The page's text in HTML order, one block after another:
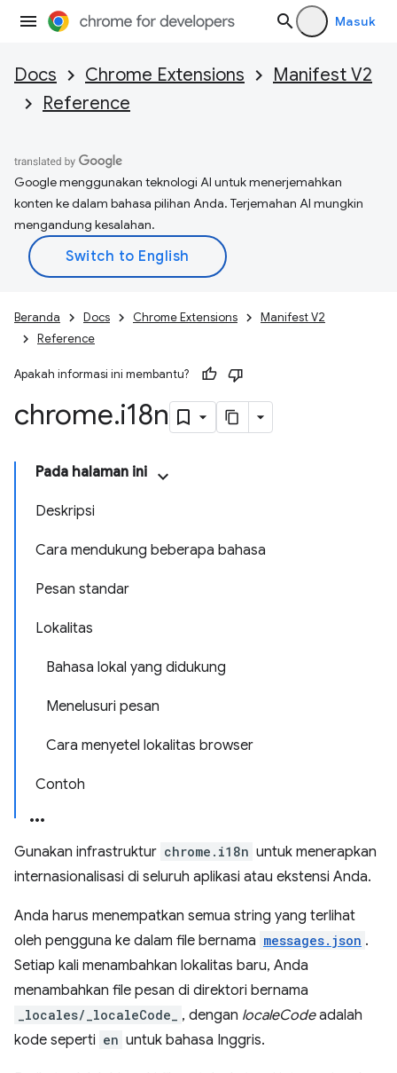
Masuk
Docs Chrome Extensions
Manifest V2
Reference
Google menggunakan teknologi AI untuk menerjemahkan
konten ke dalam bahasa pilihan Anda. Terjemahan AI mungkin
mengandung kesalahan.
Beranda Docs Chrome Extensions
Manifest V2
Reference
Apakah informasi ini membantu?
chrome.i18n
Pada halaman ini
Deskripsi
Cara mendukung beberapa bahasa
Pesan standar
Lokalitas
Bahasa lokal yang didukung
Menelusuri pesan
Cara menyetel lokalitas browser
Contoh
Gunakan infrastruktur chrome.i18n untuk menerapkan
internasionalisasi di seluruh aplikasi atau ekstensi Anda.
Anda harus menempatkan semua string yang terlihat
oleh pengguna ke dalam file bernama messages.json .
Setiap kali menambahkan lokalitas baru, Anda
menambahkan file pesan di direktori bernama
_locales/_localeCode_ , dengan localeCodeadalah
kode seperti en untuk bahasa Inggris.